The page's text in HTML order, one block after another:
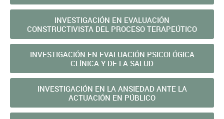
INVESTIGACIÓN EN EVALUACIÓN
CONSTRUCTIVISTA DEL PROCESO TERAPEÚTICO
INVESTIGACIÓN EN EVALUACIÓN PSICOLÓGICA
CLÍNICA Y DE LA SALUD
INVESTIGACIÓN EN LA ANSIEDAD ANTE LA
ACTUACIÓN EN PÚBLICO